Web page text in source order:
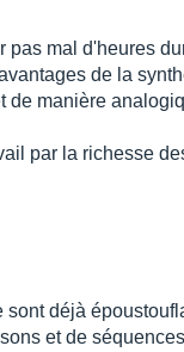
pas mal d'heures
de la
de manière
par la richesse
sont déjà
et de